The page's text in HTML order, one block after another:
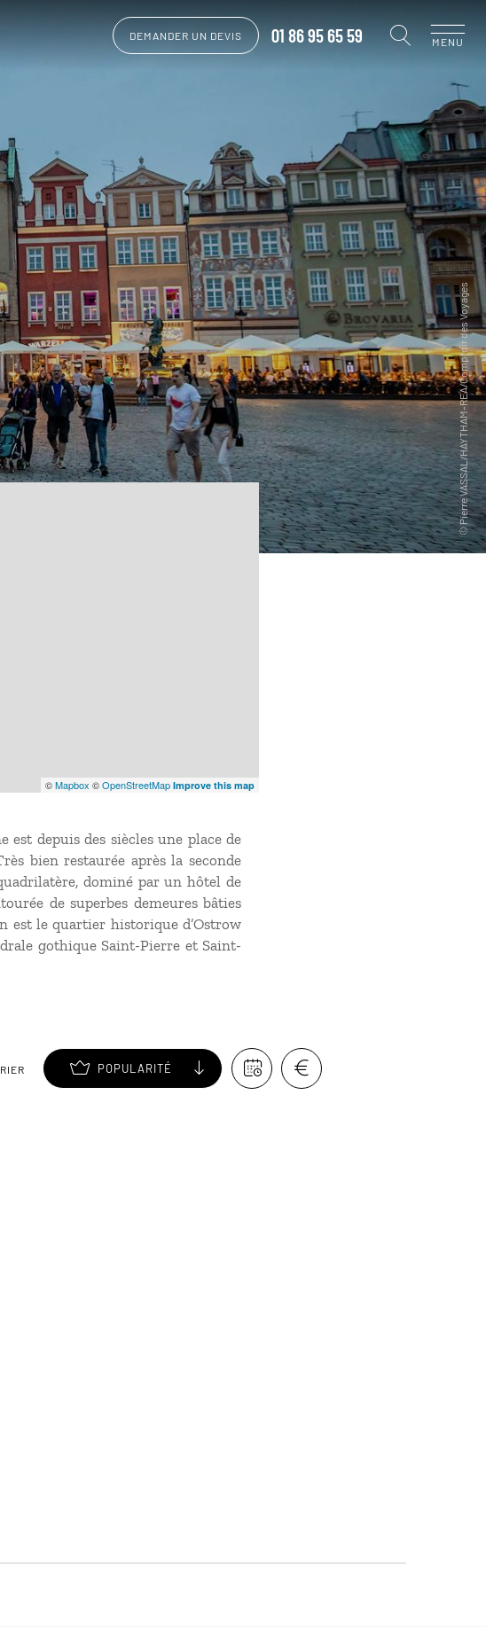
DEMANDER UN DEVIS 01 86 95 65 59 MENU
©Mapbox ©OpenStreetMap Improve this map
depuis des siècles une place de
bien restaurée après la seconde
dominé par un hôtel de
de superbes demeures bâties
est le quartier historique d’Ostrow
gothique Saint-Pierre et Saint-
POPULARITÉ